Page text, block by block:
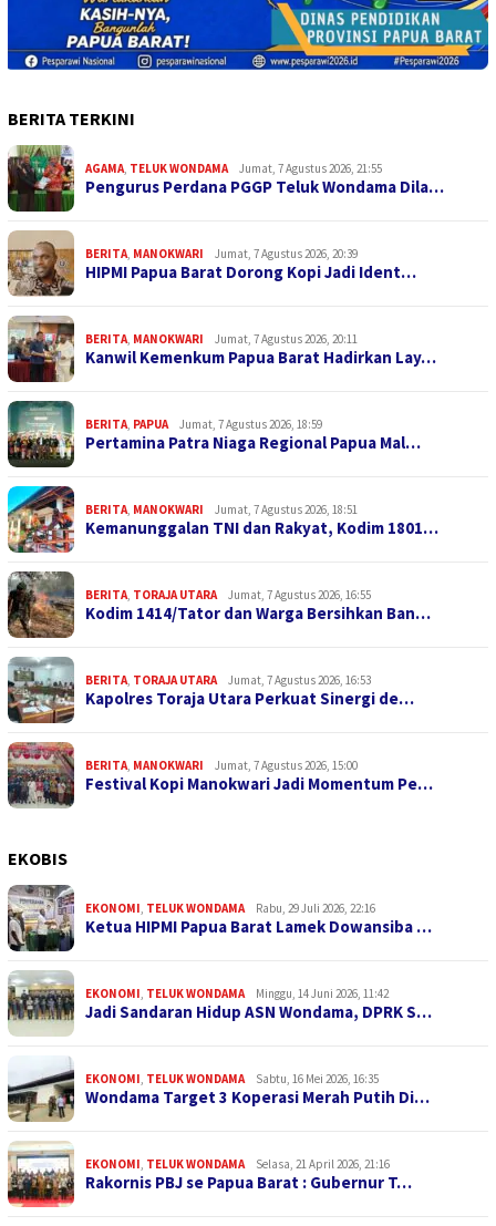
BERITA TERKINI
AGAMA, TELUK WONDAMA Jumat, 7 Agustus 2026, 21:55
Pengurus Perdana PGGP Teluk Wondama Dila…
BERITA, MANOKWARI Jumat, 7 Agustus 2026, 20:39
HIPMI Papua Barat Dorong Kopi Jadi Ident…
BERITA, MANOKWARI Jumat, 7 Agustus 2026, 20:11
Kanwil Kemenkum Papua Barat Hadirkan Lay…
BERITA, PAPUA Jumat, 7 Agustus 2026, 18:59
Pertamina Patra Niaga Regional Papua Mal…
BERITA, MANOKWARI Jumat, 7 Agustus 2026, 18:51
Kemanunggalan TNI dan Rakyat, Kodim 1801…
BERITA, TORAJA UTARA Jumat, 7 Agustus 2026, 16:55
Kodim 1414/Tator dan Warga Bersihkan Ban…
BERITA, TORAJA UTARA Jumat, 7 Agustus 2026, 16:53
Kapolres Toraja Utara Perkuat Sinergi de…
BERITA, MANOKWARI Jumat, 7 Agustus 2026, 15:00
Festival Kopi Manokwari Jadi Momentum Pe…
EKOBIS
EKONOMI, TELUK WONDAMA Rabu, 29 Juli 2026, 22:16
Ketua HIPMI Papua Barat Lamek Dowansiba …
EKONOMI, TELUK WONDAMA Minggu, 14 Juni 2026, 11:42
Jadi Sandaran Hidup ASN Wondama, DPRK S…
EKONOMI, TELUK WONDAMA Sabtu, 16 Mei 2026, 16:35
Wondama Target 3 Koperasi Merah Putih Di…
EKONOMI, TELUK WONDAMA Selasa, 21 April 2026, 21:16
Rakornis PBJ se Papua Barat : Gubernur T…